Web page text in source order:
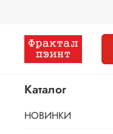
Каталог
НОВИНКИ